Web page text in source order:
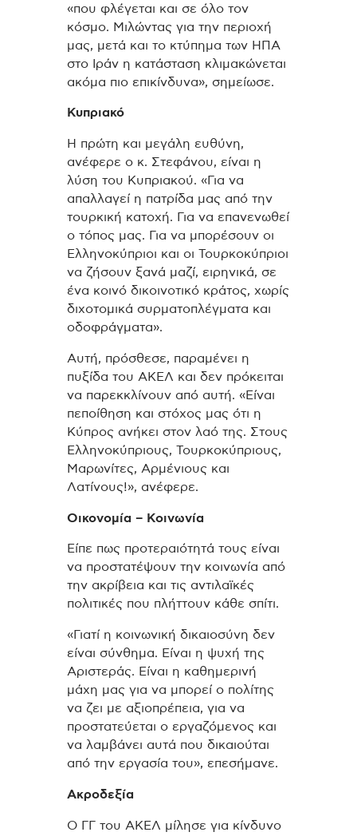
«που φλέγεται και σε όλο τον
κόσμο. Μιλώντας για την περιοχή
μας, μετά και το κτύπημα των ΗΠΑ
στο Ιράν η κατάσταση κλιμακώνεται
ακόμα πιο επικίνδυνα», σημείωσε.
Κυπριακό
Η πρώτη και μεγάλη ευθύνη,
ανέφερε ο κ. Στεφάνου, είναι η
λύση του Κυπριακού. «Για να
απαλλαγεί η πατρίδα μας από την
τουρκική κατοχή. Για να επανενωθεί
ο τόπος μας. Για να μπορέσουν οι
Ελληνοκύπριοι και οι Τουρκοκύπριοι
να ζήσουν ξανά μαζί, ειρηνικά, σε
ένα κοινό δικοινοτικό κράτος, χωρίς
διχοτομικά συρματοπλέγματα και
οδοφράγματα».
Αυτή, πρόσθεσε, παραμένει η
πυξίδα του ΑΚΕΛ και δεν πρόκειται
να παρεκκλίνουν από αυτή. «Είναι
πεποίθηση και στόχος μας ότι η
Κύπρος ανήκει στον λαό της. Στους
Ελληνοκύπριους, Τουρκοκύπριους,
Μαρωνίτες, Αρμένιους και
Λατίνους!», ανέφερε.
Οικονομία – Κοινωνία
Είπε πως προτεραιότητά τους είναι
να προστατέψουν την κοινωνία από
την ακρίβεια και τις αντιλαϊκές
πολιτικές που πλήττουν κάθε σπίτι.
«Γιατί η κοινωνική δικαιοσύνη δεν
είναι σύνθημα. Είναι η ψυχή της
Αριστεράς. Είναι η καθημερινή
μάχη μας για να μπορεί ο πολίτης
να ζει με αξιοπρέπεια, για να
προστατεύεται ο εργαζόμενος και
να λαμβάνει αυτά που δικαιούται
από την εργασία του», επεσήμανε.
Ακροδεξία
Ο ΓΓ του ΑΚΕΛ μίλησε για κίνδυνο